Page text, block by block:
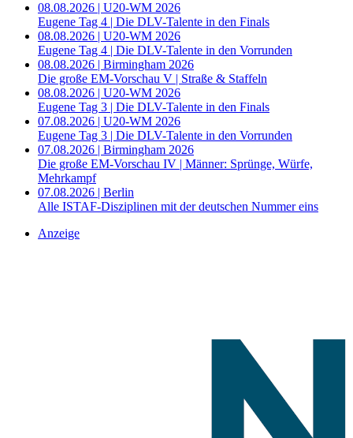
08.08.2026 | U20-WM 2026
Eugene Tag 4 | Die DLV-Talente in den Finals
08.08.2026 | U20-WM 2026
Eugene Tag 4 | Die DLV-Talente in den Vorrunden
08.08.2026 | Birmingham 2026
Die große EM-Vorschau V | Straße & Staffeln
08.08.2026 | U20-WM 2026
Eugene Tag 3 | Die DLV-Talente in den Finals
07.08.2026 | U20-WM 2026
Eugene Tag 3 | Die DLV-Talente in den Vorrunden
07.08.2026 | Birmingham 2026
Die große EM-Vorschau IV | Männer: Sprünge, Würfe,
Mehrkampf
07.08.2026 | Berlin
Alle ISTAF-Disziplinen mit der deutschen Nummer eins
Anzeige